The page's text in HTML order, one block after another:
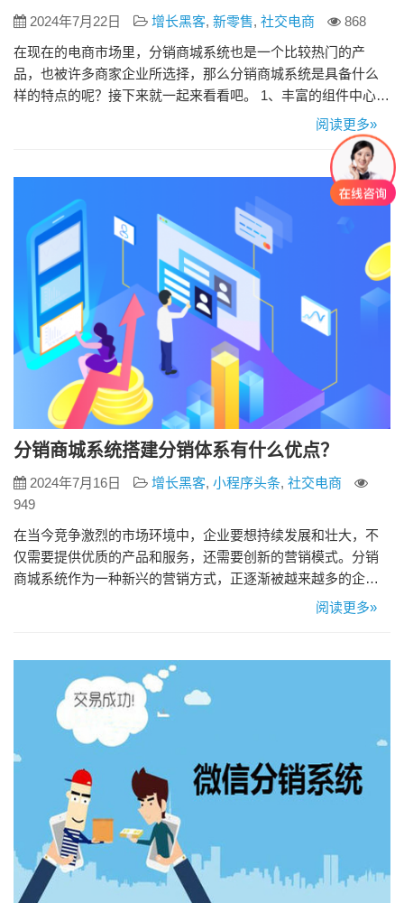
2024年7月22日 增长黑客, 新零售, 社交电商
868
在现在的电商市场里，分销商城系统也是一个比较热门的产
品，也被许多商家企业所选择，那么分销商城系统是具备什么
样的特点的呢？接下来就一起来看看吧。 1、丰富的组件中心
分销商城系统提供的非常丰富的组件中心，可以让企业针对不
同的客户群体、不同的节日需求，开展相对应的营销活动，能
显著提升商城网店流量导入，为企业的营销运营加速助力。 2、
模板可视化、任意布局 现在市场上很多分销商城系统千律一
遍，风格一致，模…
阅读更多»
分销商城系统搭建分销体系有什么优点？
2024年7月16日 增长黑客, 小程序头条, 社交电商
949
在当今竞争激烈的市场环境中，企业要想持续发展和壮大，不
仅需要提供优质的产品和服务，还需要创新的营销模式。分销
商城系统作为一种新兴的营销方式，正逐渐被越来越多的企业
所采用。分销商城系统不仅能帮助企业拓展销售渠道，还能提
售渠道的多样性 传统的销售模式往往依赖于单一的销售渠道，
如线下实体店或单一…
阅读更多»